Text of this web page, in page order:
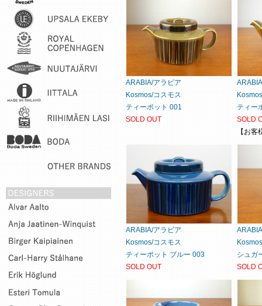
ARABIA/アラビア
Kosmos/コスモス
ティーポット 001
SOLD OUT
ティー
SOLD
【お
ARABIA/アラビア
Kosmos/コスモス
ティーポット ブルー 003
SOLD OUT
シュガ
SOLD